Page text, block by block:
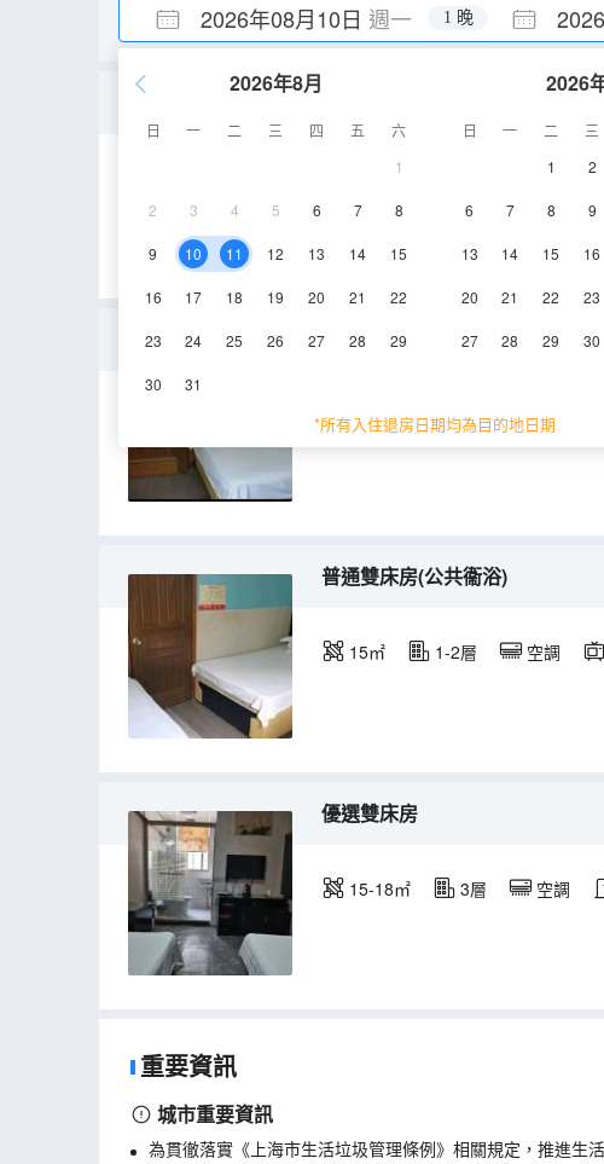
2026年08月10日 週一 1 晚
2026年8月
日 一 二 三 四 五
六
1
2 3 4 5 6 7 8
9 10 11 12 13 14 15
16 17 18 19 20 21 22
23 24 25 26 27 28 29
30 31
2026
日 一 二 三
1
2
6 7 8 9
13 14 15 16
20 21 22 23
27 28 29 30
*所有入住退房日期均為目的地日期
普通大床房(公共衞浴)
10-12㎡ 1-2層 空調
普通雙床房(公共衞浴)
15㎡ 1-2層 空調
優選雙床房
15-18㎡ 3層 空調
重要資訊
城市重要資訊
為貫徹落實《上海市生活垃圾管理條例》相關規定，推進生